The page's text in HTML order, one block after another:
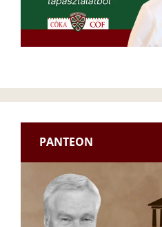
PANTEON